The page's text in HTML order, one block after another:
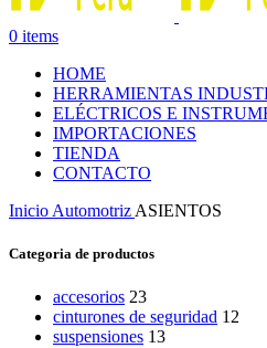
0 items
HOME
HERRAMIENTAS
ELÉCTRICOS E
IMPORTACIONES
TIENDA
CONTACTO
Inicio Automotriz ASIENTOS
Categoria de productos
accesorios 23
cinturones de seguridad 12
suspensiones 13